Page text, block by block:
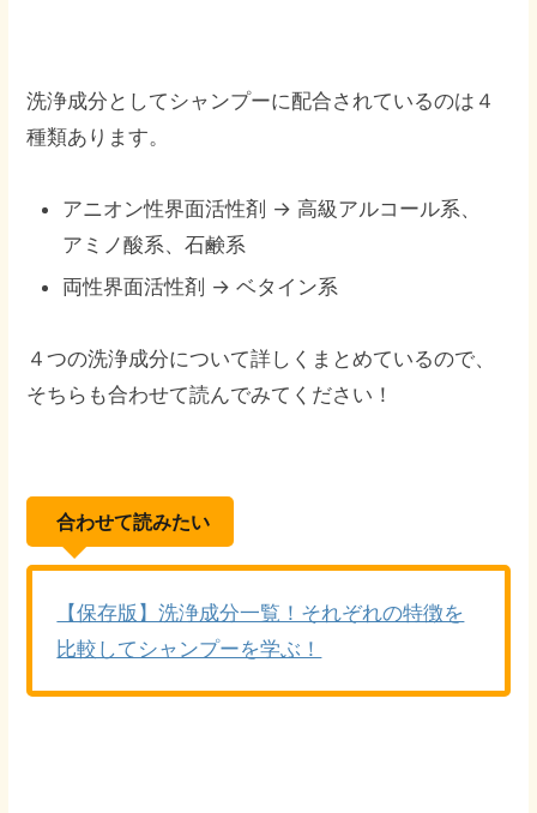
洗浄成分としてシャンプーに配合されているのは４
種類あります。
アニオン性界面活性剤 → 高級アルコール系、
アミノ酸系、石鹸系
両性界面活性剤 → ベタイン系
４つの洗浄成分について詳しくまとめているので、
そちらも合わせて読んでみてください！
合わせて読みたい
【保存版】洗浄成分一覧！それぞれの特徴を
比較してシャンプーを学ぶ！